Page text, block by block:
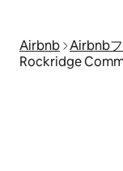
Airbnb Airbnb
Rockridge